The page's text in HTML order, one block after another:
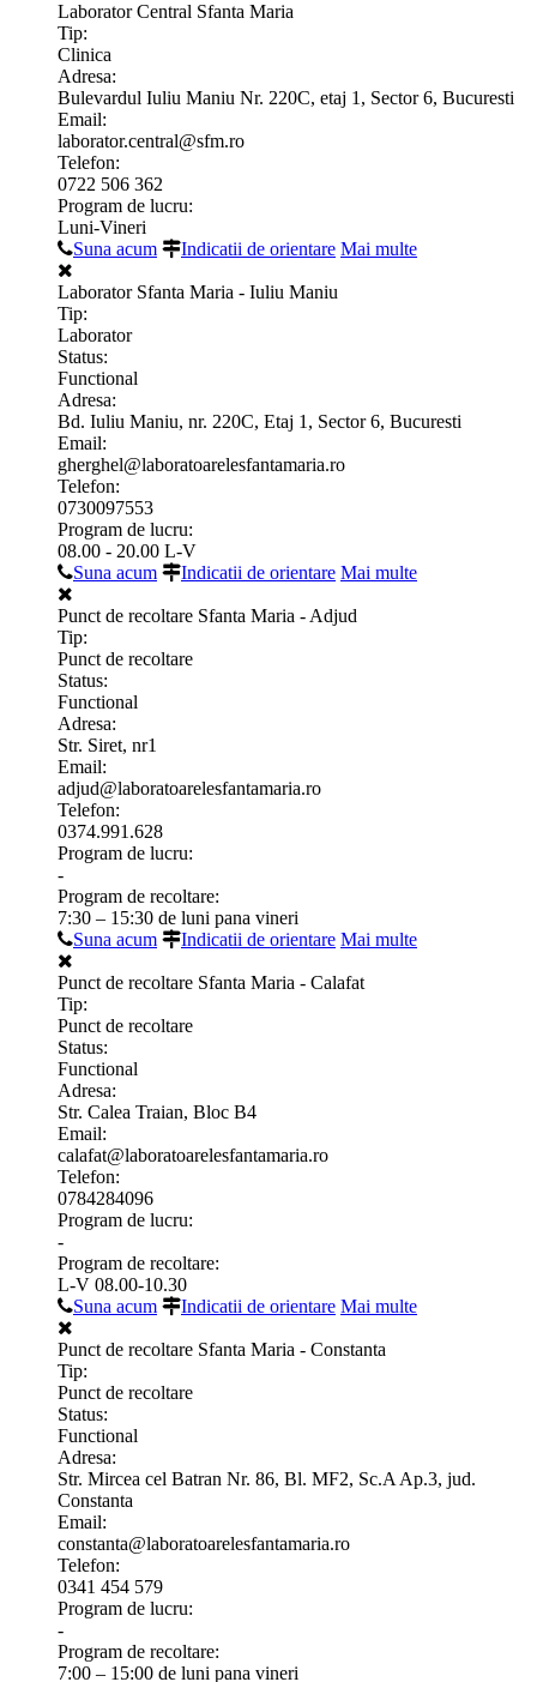
Laborator Central Sfanta Maria
Tip:
Clinica
Adresa:
Bulevardul Iuliu Maniu Nr. 220C, etaj 1, Sector 6, Bucuresti
Email:
laborator.central@sfm.ro
Telefon:
0722 506 362
Program de lucru:
Luni-Vineri
Suna acum
Indicatii de orientare Mai multe
Laborator Sfanta Maria - Iuliu Maniu
Tip:
Laborator
Status:
Functional
Adresa:
Bd. Iuliu Maniu, nr. 220C, Etaj 1, Sector 6, Bucuresti
Email:
gherghel@laboratoarelesfantamaria.ro
Telefon:
0730097553
Program de lucru:
08.00 - 20.00 L-V
Suna acum
Indicatii de orientare Mai multe
Punct de recoltare Sfanta Maria - Adjud
Tip:
Punct de recoltare
Status:
Functional
Adresa:
Str. Siret, nr1
Email:
adjud@laboratoarelesfantamaria.ro
Telefon:
0374.991.628
Program de lucru:
-
Program de recoltare:
7:30 – 15:30 de luni pana vineri
Suna acum
Indicatii de orientare Mai multe
Punct de recoltare Sfanta Maria - Calafat
Tip:
Punct de recoltare
Status:
Functional
Adresa:
Str. Calea Traian, Bloc B4
Email:
calafat@laboratoarelesfantamaria.ro
Telefon:
0784284096
Program de lucru:
-
Program de recoltare:
L-V 08.00-10.30
Suna acum
Indicatii de orientare Mai multe
Punct de recoltare Sfanta Maria - Constanta
Tip:
Punct de recoltare
Status:
Functional
Adresa:
Str. Mircea cel Batran Nr. 86, Bl. MF2, Sc.A Ap.3, jud.
Constanta
Email:
constanta@laboratoarelesfantamaria.ro
Telefon:
0341 454 579
Program de lucru:
-
Program de recoltare:
7:00 – 15:00 de luni pana vineri